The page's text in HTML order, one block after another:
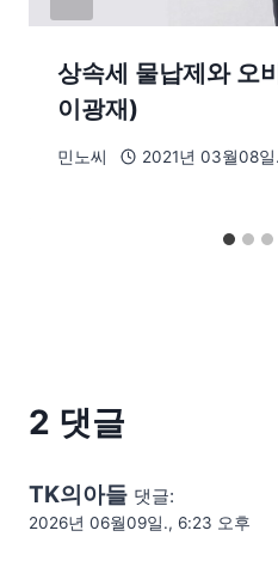
상속세 물납제와 오
이광재)
민노씨 2021년 03월08일.
2 댓글
TK의아들 댓글:
2026년 06월09일., 6:23 오후